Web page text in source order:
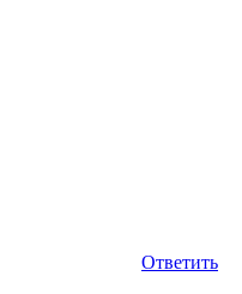
Ответить